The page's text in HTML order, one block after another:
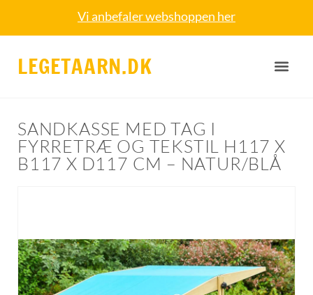
Vi anbefaler webshoppen her
LEGETAARN.DK
SANDKASSE MED TAG I
FYRRETRÆ OG TEKSTIL H117 X
B117 X D117 CM – NATUR/BLÅ